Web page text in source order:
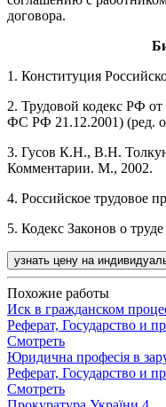
договора.
1. Конституция
2. Трудовой кодекс РФ
ФС РФ 21.12.2001) (ред.
3. Гусов К.Н., В.Н.
Комментарии. М., 2002.
4. Российское трудовое
5. Кодекс Законов о
узнать цену на
Похожие работы
Иск в гражданском
Реферат, Государство и
Смотреть
Юридична професія в
Реферат, Государство и
Смотреть